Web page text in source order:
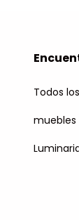
Todos
muebles